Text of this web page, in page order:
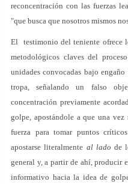
reconcentración con las fuerzas
"que busca que nosotros mismos
El testimonio del teniente ofrece
metodológicos claves del
unidades convocadas bajo
tropa, señalando un falso
concentración previamente
golpe, apostándole a que una vez
fuerza para tomar puntos
apostarse literalmente al ladode
general y, a partir de ahí, producir
informativo hacia la idea de